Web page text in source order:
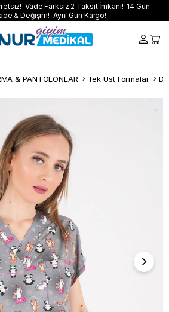
Vade Farksız 2 Taksit İmkanı! 14 Gün
& Değişim! Aynı Gün Kargo!
& PANTOLONLAR Tek Üst Formalar